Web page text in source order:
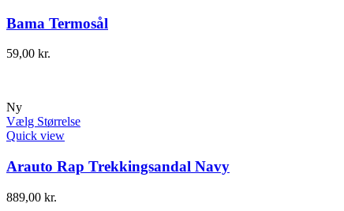
Bama Termosål
59,00 kr.
Ny
Vælg Størrelse
Quick view
Arauto Rap Trekkingsandal Navy
889,00 kr.